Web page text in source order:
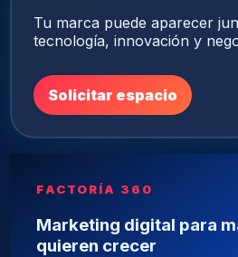
Tu marca puede aparecer
tecnología, innovación y
Solicitar espacio
FACTORÍA 360
Marketing digital para
quieren crecer